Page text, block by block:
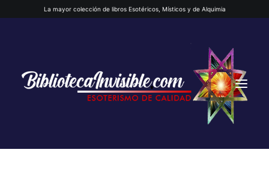
La mayor colección de libros Esotéricos, Místicos y de Alquimia